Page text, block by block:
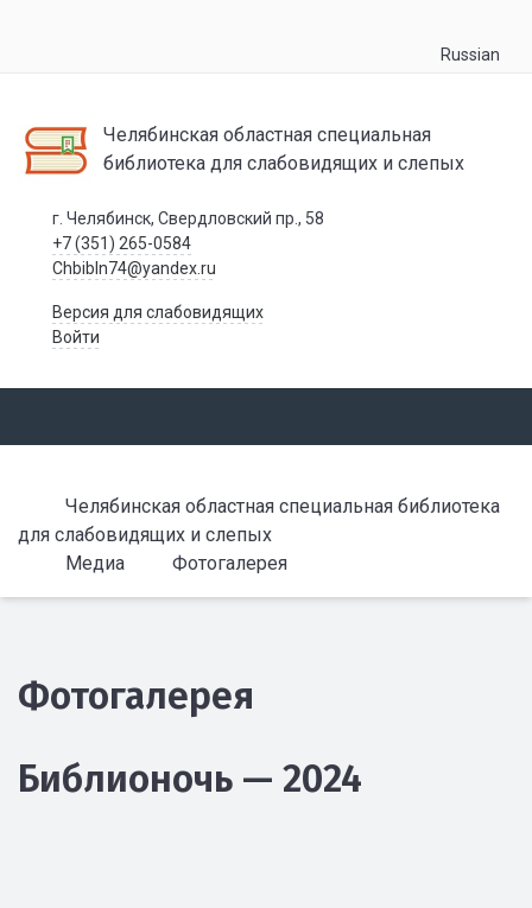
Russian
Челябинская областная специальная
библиотека для слабовидящих и слепых
г. Челябинск, Свердловский пр., 58
+7 (351) 265-0584
Chbibln74@yandex.ru
Версия для слабовидящих
Войти
Челябинская областная специальная библиотека
для слабовидящих и слепых
Медиа
Фотогалерея
Фотогалерея
Библионочь — 2024